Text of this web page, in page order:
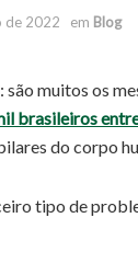
de 2022 em Blog
muitos os
brasileiros
do corpo
tipo de